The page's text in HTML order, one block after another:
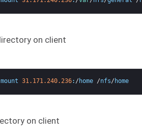
mount 31.171.240.236: / home /nfs/ home